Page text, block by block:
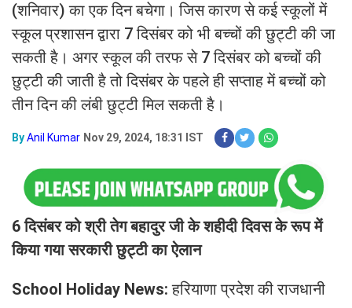
(शनिवार) का एक दिन बचेगा। जिस कारण से कई स्कूलों में
स्कूल प्रशासन द्वारा 7 दिसंबर को भी बच्चों की छुट्टी की जा
सकती है। अगर स्कूल की तरफ से 7 दिसंबर को बच्चों की
छुट्टी की जाती है तो दिसंबर के पहले ही सप्ताह में बच्चों को
तीन दिन की लंबी छुट्टी मिल सकती है।
ByAnil Kumar Nov 29, 2024, 18:31 IST
6 दिसंबर को श्री तेग बहादुर जी के शहीदी दिवस के रूप में
किया गया सरकारी छुट्टी का ऐलान
School Holiday News: हरियाणा प्रदेश की राजधानी